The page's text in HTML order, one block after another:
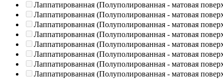
Лаппатированная (Полуполированная - матовая
Лаппатированная (Полуполированная - матовая
Лаппатированная (Полуполированная - матовая
Лаппатированная (Полуполированная - матовая
Лаппатированная (Полуполированная - матовая
Лаппатированная (Полуполированная - матовая
Лаппатированная (Полуполированная - матовая
Лаппатированная (Полуполированная - матовая